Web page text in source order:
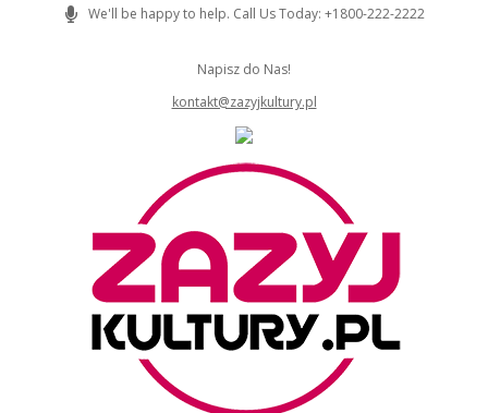
We'll be happy to help. Call Us Today: +1800-222-2222
Napisz do Nas!
kontakt@zazyjkultury.pl